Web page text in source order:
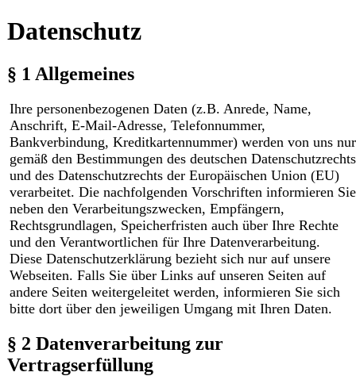
Datenschutz
§ 1 Allgemeines
Ihre personenbezogenen Daten (z.B. Anrede, Name,
Anschrift, E-Mail-Adresse, Telefonnummer,
Bankverbindung, Kreditkartennummer) werden von uns nur
gemäß den Bestimmungen des deutschen Datenschutzrechts
und des Datenschutzrechts der Europäischen Union (EU)
verarbeitet. Die nachfolgenden Vorschriften informieren Sie
neben den Verarbeitungszwecken, Empfängern,
Rechtsgrundlagen, Speicherfristen auch über Ihre Rechte
und den Verantwortlichen für Ihre Datenverarbeitung.
Diese Datenschutzerklärung bezieht sich nur auf unsere
Webseiten. Falls Sie über Links auf unseren Seiten auf
andere Seiten weitergeleitet werden, informieren Sie sich
bitte dort über den jeweiligen Umgang mit Ihren Daten.
§ 2 Datenverarbeitung zur
Vertragserfüllung